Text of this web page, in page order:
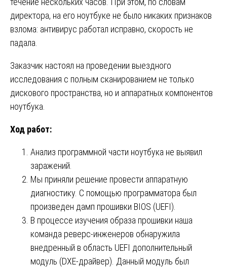
директора, на его ноутбуке не было никаких признаков
взлома: антивирус работал исправно, скорость не
падала.
Заказчик настоял на проведении выездного
исследования с полным сканированием не только
дискового пространства, но и аппаратных компонентов
ноутбука.
Ход работ:
Анализ программной части ноутбука не выявил
заражений.
Мы приняли решение провести аппаратную
диагностику. С помощью программатора был
произведен дамп прошивки BIOS (UEFI).
В процессе изучения образа прошивки наша
команда реверс-инженеров обнаружила
внедренный в область UEFI дополнительный
модуль (DXE-драйвер). Данный модуль был